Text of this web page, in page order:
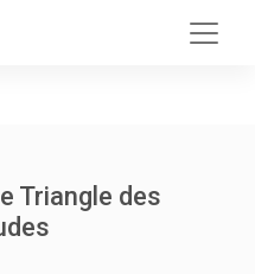
Triangle des